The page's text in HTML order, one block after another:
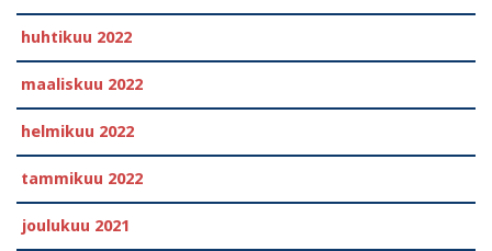
huhtikuu 2022
maaliskuu 2022
helmikuu 2022
tammikuu 2022
joulukuu 2021